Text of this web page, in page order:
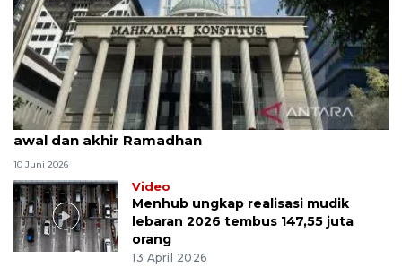
MK uji materi UU Peradilan Agama perihal isbat
awal dan akhir Ramadhan
10 Juni 2026
Video
Menhub ungkap realisasi mudik
lebaran 2026 tembus 147,55 juta
orang
13 April 2026